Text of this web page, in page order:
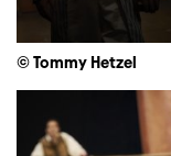
© Tommy Hetzel